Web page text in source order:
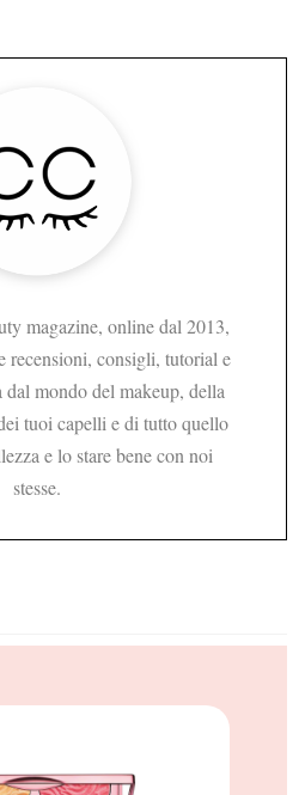
magazine, online dal 2013,
recensioni, consigli, tutorial e
mondo del makeup, della
tuoi capelli e di tutto quello
e lo stare bene con noi
stesse.